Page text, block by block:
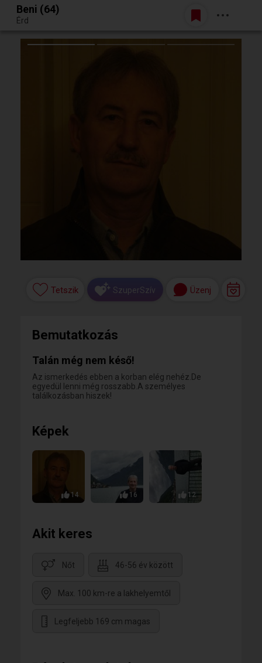
Egy jó randiból bármi lehet.
Belépés
Beni (64)
Érd
Tetszik SzuperSzív Üzenj
Bemutatkozás
Talán még nem késő!
Az ismerkedés ebben a korban elég nehéz.De
egyedül lenni még rosszabb.A személyes
találkozásban hiszek!
Képek
14 16 12
Akit keres
Nőt 46-56 év között
Max. 100 km-re a lakhelyemtől
Legfeljebb 169 cm magas